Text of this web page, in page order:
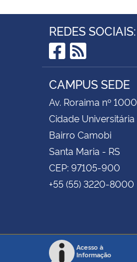
REDES SOCIAIS:
Facebook
RSS
CAMPUS SEDE
Av. Roraima nº 1000
Cidade Universitária
Bairro Camobi
Santa Maria - RS
CEP: 97105-900
+55 (55) 3220-8000
Acesso à
Informação